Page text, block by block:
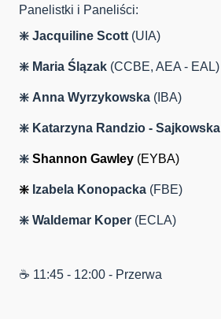
Panelistki i Paneliści:
❇️ Jacquiline Scott (UIA)
❇️ Maria Ślązak (CCBE, AEA - EAL)
❇️ Anna Wyrzykowska (IBA)
❇️ Katarzyna Randzio - Sajkowska
❇️ Shannon Gawley (EYBA)
❇️ Izabela Konopacka (FBE)
❇️ Waldemar Koper (ECLA)
☕️ 11:45 - 12:00 - Przerwa